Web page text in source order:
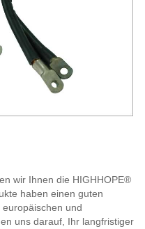
wir Ihnen die HIGHHOPE®
haben einen guten
und
uns darauf, Ihr langfristiger